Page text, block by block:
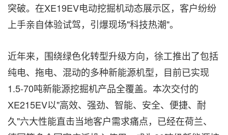
突破。在XE19EV电动挖掘机动态展示区，客户纷纷
上手亲自体验试驾，引爆现场"科技热潮"。
近年来，围绕绿色化转型升级方向，徐工推出了包括
纯电、拖电、混动的多种新能源机型，目前已实现
1.5-70吨新能源挖掘机产品全覆盖。本次交付的
XE215EV以"高效、强劲、智能、安全、便捷、耐
久"六大性能直击当地客户需求痛点，已经在荷兰、